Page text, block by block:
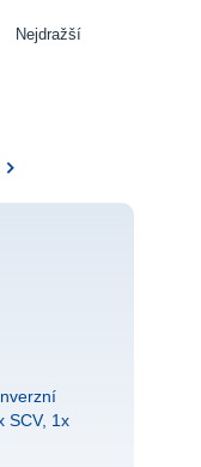
Nejdražší